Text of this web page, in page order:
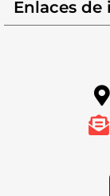
Enlaces de